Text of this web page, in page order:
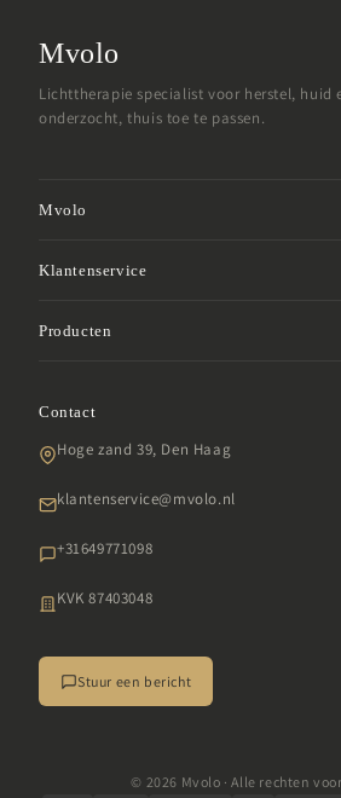
Mvolo
Lichttherapie specialist voor herstel, huid
onderzocht, thuis toe te passen.
Mvolo
Studentenkorting
Garantie
SDG
Klantenservice
Klachten
Producten
LED gezichtsmaskers
Infraroodlampen
Daglichtlampen
Alle producten
Contact
Hoge zand 39, Den Haag
klantenservice@mvolo.nl
+31649771098
KVK 87403048
Stuur een bericht
© 2026 Mvolo · Alle rechten